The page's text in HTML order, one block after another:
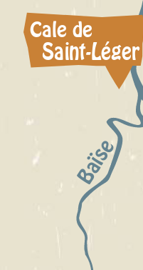
Baïse
Cale de
Saint-Léger